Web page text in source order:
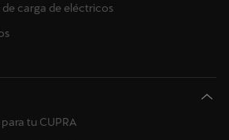
carga de eléctricos
tu CUPRA